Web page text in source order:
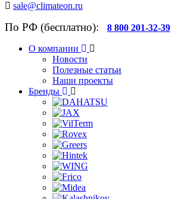
sale@climateon.ru
По РФ (бесплатно): 8 800 201-32-39
О компании
Новости
Полезные статьи
Наши проекты
Бренды